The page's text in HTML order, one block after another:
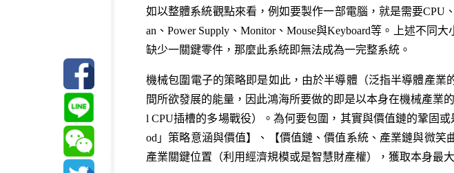
如以整體系統觀點來看，例如要製作一部電腦，就是需要CPU
an、Power Supply、Monitor、Mouse與Keyboard等。上述不
缺少一關鍵零件，那麼此系統即無法成為一完整系統。
機械包圍電子的策略即是如此，由於半導體（泛指半導體產
間所欲發展的能量，因此鴻海所要做的即是以本身在機械產業
l CPU插槽的多場戰役）。為何要包圍，其實與價值鏈的鞏固
od」策略意涵與價值】、【價值鏈、價值系統、產業鏈與微笑
產業關鍵位置（利用經濟規模或是智慧財產權），獲取本身最